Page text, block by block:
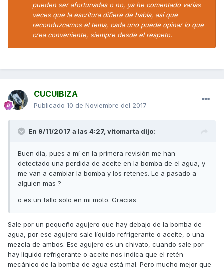
pueden ser afortunadas o no, ya he comentado varias
veces que la escritura difiere de habla, así que
reconduzcamos el tema, cada uno puede opinar lo que
crea conveniente, siempre desde el respeto.
CUCUIBIZA
Publicado 10 de Noviembre del 2017
En 9/11/2017 a las 4:27, vitomarta dijo:
Buen día, pues a mí en la primera revisión me han
detectado una perdida de aceite en la bomba de el agua, y
me van a cambiar la bomba y los retenes. Le a pasado a
alguien mas ?
o es un fallo solo en mi moto. Gracias
Sale por un pequeño agujero que hay debajo de la bomba de
agua, por ese agujero sale líquido refrigerante o aceite, o una
mezcla de ambos. Ese agujero es un chivato, cuando sale por
hay líquido refrigerante o aceite nos indica que el retén
mecánico de la bomba de agua está mal. Pero mucho mejor que